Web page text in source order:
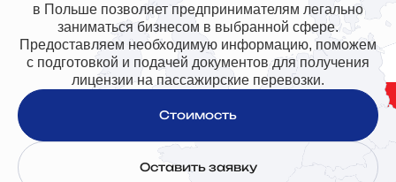
в Польше позволяет предпринимателям легально
заниматься бизнесом в выбранной сфере.
Предоставляем необходимую информацию, поможем
с подготовкой и подачей документов для получения
лицензии на пассажирские перевозки.
Стоимость
Оставить заявку